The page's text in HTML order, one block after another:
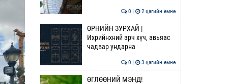
0 | 2 цагийн өмнө
ӨРНИЙН ЗУРХАЙ |
Ихрийнхний эрч хүч, авьяас
чадвар ундарна
0 | 3 цагийн өмнө
ӨГЛӨӨНИЙ МЭНД!